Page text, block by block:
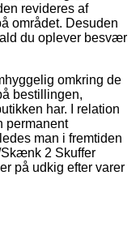
revideres af
området. Desuden
du oplever besvær
omkring de
bestillingen,
har. I relation
permanent
man i fremtiden
2 Skuffer
på udkig efter varer